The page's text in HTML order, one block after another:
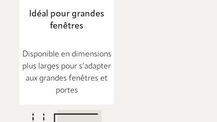
Idéal pour grandes
fenêtres
Disponible en dimensions
plus larges pour s’adapter
aux grandes fenêtres et
portes